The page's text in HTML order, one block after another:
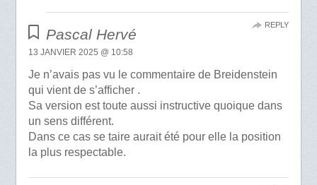
Pascal Hervé
13 JANVIER 2025 @ 10:58
Je n’avais pas vu le commentaire de Breidenstein
qui vient de s’afficher .
Sa version est toute aussi instructive quoique dans
un sens différent.
Dans ce cas se taire aurait été pour elle la position
la plus respectable.
REPLY